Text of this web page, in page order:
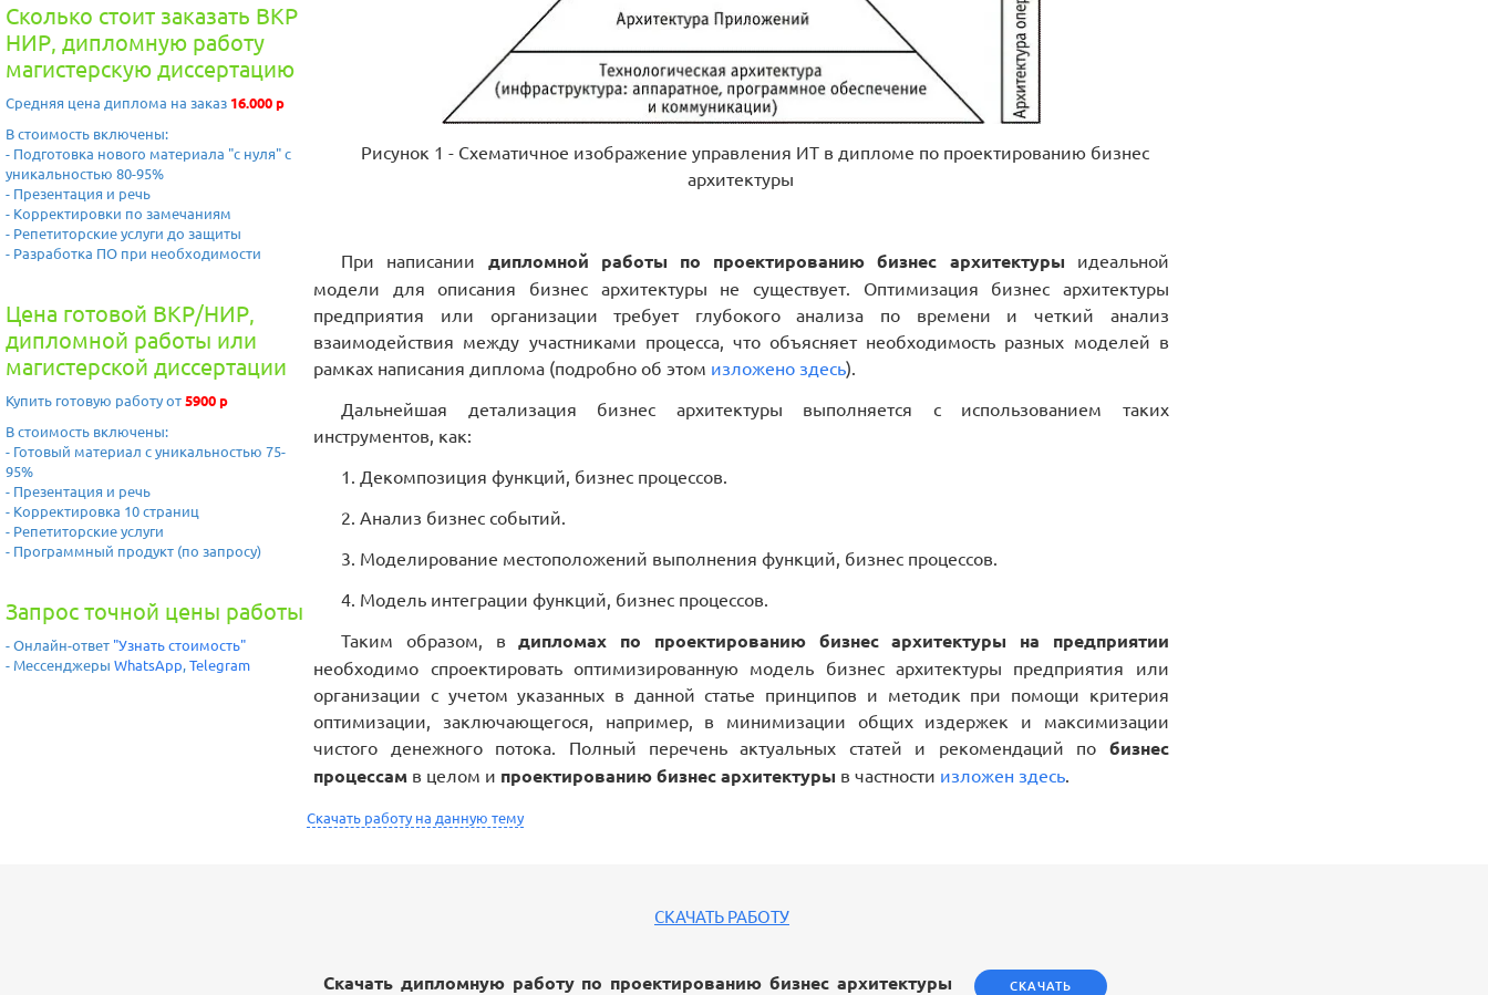
Сколько стоит заказать ВКР
НИР, дипломную работу
магистерскую диссертацию
Средняя цена диплома на заказ 16.000 р
В стоимость включены:
- Подготовка нового материала "с нуля" с
уникальностью 80-95%
- Презентация и речь
- Корректировки по замечаниям
- Репетиторские услуги до защиты
- Разработка ПО при необходимости
Цена готовой ВКР/НИР,
дипломной работы или
магистерской диссертации
Купить готовую работу от5900 р
В стоимость включены:
- Готовый материал с уникальностью 75-
95%
- Презентация и речь
- Корректировка 10 страниц
- Репетиторские услуги
- Программный продукт (по запросу)
Запрос точной цены работы
- Онлайн-ответ "Узнать стоимость"
- Мессенджеры WhatsApp,Telegram
Рисунок 1 - Схематичное изображение управления ИТ в дипломе по проектированию бизнес
архитектуры
При написании дипломной работы по проектированию бизнес архитектуры идеальной
модели для описания бизнес архитектуры не существует. Оптимизация бизнес архитектуры
предприятия или организации требует глубокого анализа по времени и четкий анализ
взаимодействия между участниками процесса, что объясняет необходимость разных моделей в
рамках написания диплома (подробно об этом изложено здесь).
Дальнейшая детализация бизнес архитектуры выполняется с использованием таких
инструментов, как:
1. Декомпозиция функций, бизнес процессов.
2. Анализ бизнес событий.
3. Моделирование местоположений выполнения функций, бизнес процессов.
4. Модель интеграции функций, бизнес процессов.
Таким образом, вдипломах по проектированию бизнес архитектуры на предприятии
необходимо спроектировать оптимизированную модель бизнес архитектуры предприятия или
организации с учетом указанных в данной статье принципов и методик при помощи критерия
оптимизации, заключающегося, например, в минимизации общих издержек и максимизации
чистого денежного потока. Полный перечень актуальных статей и рекомендаций по бизнес
процессам в целом и проектированию бизнес архитектуры в частности изложен здесь.
Скачать работу на данную тему
СКАЧАТЬ РАБОТУ
Скачать дипломную работу по проектированию бизнес архитектуры СКАЧАТЬ